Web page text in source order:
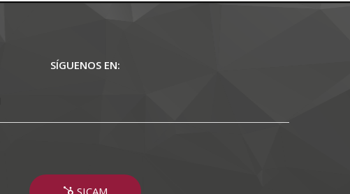
SÍGUENOS EN: